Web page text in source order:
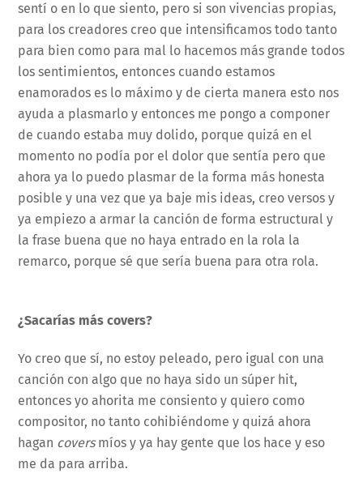
sentí o en lo que siento, pero si son vivencias propias,
para los creadores creo que intensificamos todo tanto
para bien como para mal lo hacemos más grande todos
los sentimientos, entonces cuando estamos
enamorados es lo máximo y de cierta manera esto nos
ayuda a plasmarlo y entonces me pongo a componer
de cuando estaba muy dolido, porque quizá en el
momento no podía por el dolor que sentía pero que
ahora ya lo puedo plasmar de la forma más honesta
posible y una vez que ya baje mis ideas, creo versos y
ya empiezo a armar la canción de forma estructural y
la frase buena que no haya entrado en la rola la
remarco, porque sé que sería buena para otra rola.
¿Sacarías más covers?
Yo creo que sí, no estoy peleado, pero igual con una
canción con algo que no haya sido un súper hit,
entonces yo ahorita me consiento y quiero como
compositor, no tanto cohibiéndome y quizá ahora
hagan coversmíos y ya hay gente que los hace y eso
me da para arriba.